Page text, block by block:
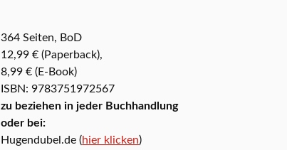
364 Seiten, BoD
12,99 € (Paperback),
8,99 € (E-Book)
ISBN: 9783751972567
zu beziehen in jeder Buchhandlung
oder bei:
Hugendubel.de (hier klicken)